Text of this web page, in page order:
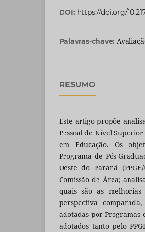
DOI: https://doi.org/
Palavras-chave:
RESUMO
Este artigo propõe
Pessoal de Nível
em Educação. Os
Programa de Pós-
Oeste do Paraná
Comissão de Área;
quais são as melhorias
perspectiva
adotadas por Programas
adotados tanto pelo